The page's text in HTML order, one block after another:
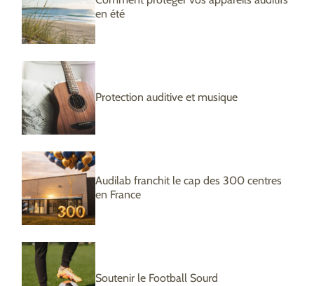
en été
Protection auditive et musique
Audilab franchit le cap des 300 centres
en France
Soutenir le Football Sourd